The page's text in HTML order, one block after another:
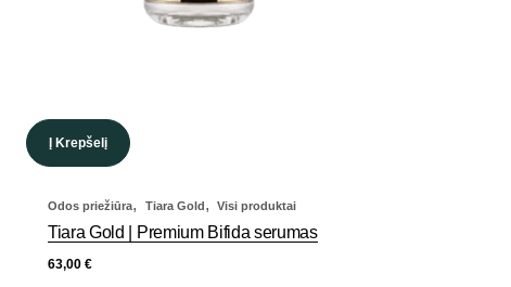
Į Krepšelį
Odos priežiūra, Tiara Gold, Visi produktai
Tiara Gold | Premium Bifida serumas
63,00 €